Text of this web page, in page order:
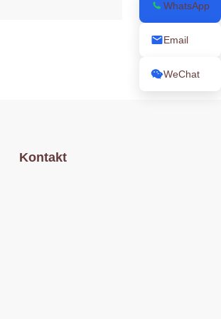
Kontakt
WhatsApp
Email
WeChat